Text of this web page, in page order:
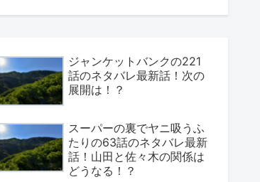
ジャンケットバンクの221
話のネタバレ最新話！次の
展開は！？
スーパーの裏でヤニ吸うふ
たりの63話のネタバレ最新
話！山田と佐々木の関係は
どうなる！？